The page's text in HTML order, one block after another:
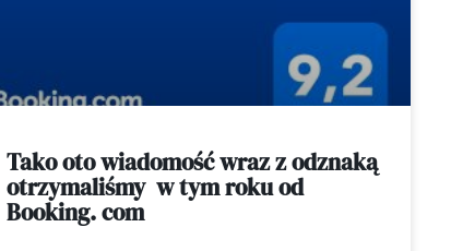
Tako oto wiadomość wraz z odznaką
otrzymaliśmy w tym roku od
Booking. com